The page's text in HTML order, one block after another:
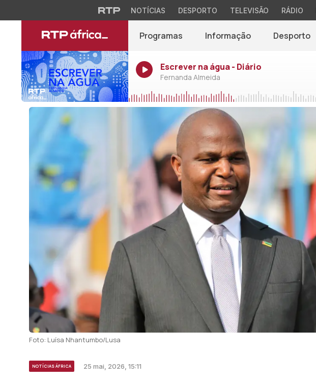
NOTÍCIAS DESPORTO TELEVISÃO RÁDIO
Programas Informação Desporto
Escrever na água - Diário
Fernanda Almeida
Foto: Luísa Nhantumbo/Lusa
NOTÍCIAS ÁFRICA 25 mai, 2026, 15:11